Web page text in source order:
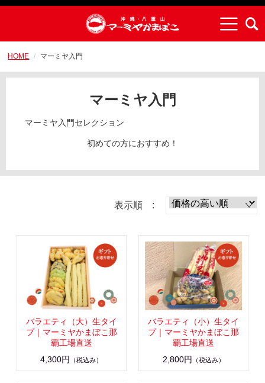
HOME マーミヤ入門
マーミヤ入門
マーミヤ入門セレクション
初めての方におすすめ！
表示順 :
バラエティ（大）生タイ
プ｜マーミヤかまぼこ那
覇工場直送
4,300円
（税込み）
バラエティ（小）生タイ
プ｜マーミヤかまぼこ那
覇工場直送
2,800円
（税込み）